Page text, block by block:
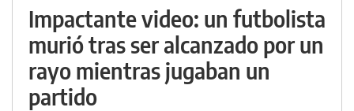
Impactante video: un futbolista
murió tras ser alcanzado por un
rayo mientras jugaban un
partido